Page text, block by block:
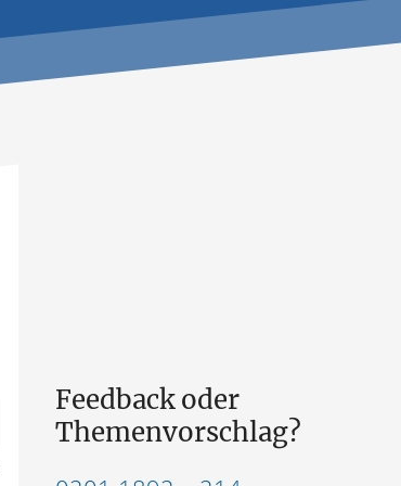
Feedback oder
Themenvorschlag?